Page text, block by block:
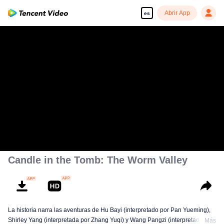
es Abrir App
Candle in the Tomb: The Worm Valley
La historia narra las aventuras de Hu Bayi (interpretado por Pan Yueming),
Shirley Yang (interpretada por Zhang Yuqi) y Wang Pangzi (interpretado por
Más